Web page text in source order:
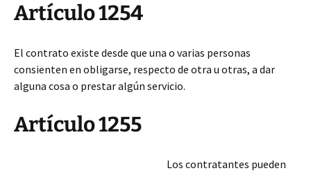
Artículo 1254
El contrato existe desde que una o varias personas
consienten en obligarse, respecto de otra u otras, a dar
alguna cosa o prestar algún servicio.
Artículo 1255
Los contratantes pueden